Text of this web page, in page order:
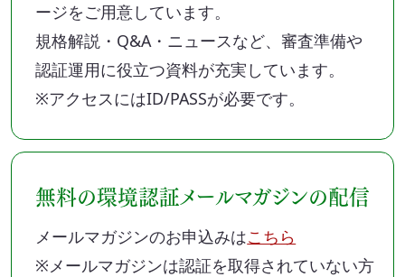
ージをご用意しています。
規格解説・Q&A・ニュースなど、審査準備や
認証運用に役立つ資料が充実しています。
※アクセスにはID/PASSが必要です。
無料の環境認証メールマガジンの配信
メールマガジンのお申込みはこちら
※メールマガジンは認証を取得されていない方